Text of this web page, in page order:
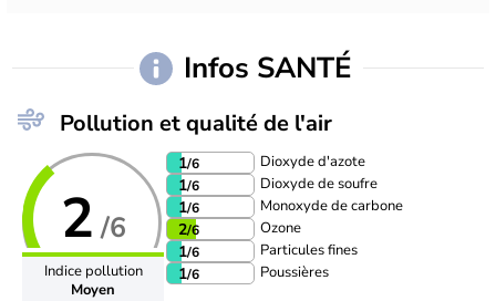
Infos SANTÉ
Pollution et qualité de l'air
2 /6
Indice pollution
Moyen
1/6 Dioxyde d'azote
1/6 Dioxyde de soufre
1/6 Monoxyde de carbone
2/6 Ozone
1/6 Particules fines
1/6 Poussières